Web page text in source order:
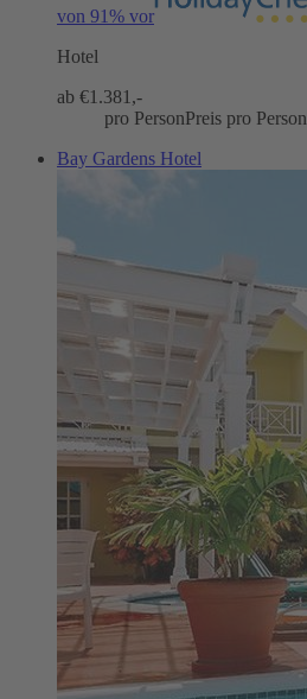
von 91% vor
Hotel
ab €1.381,-
pro PersonPreis pro Person
Bay Gardens Hotel